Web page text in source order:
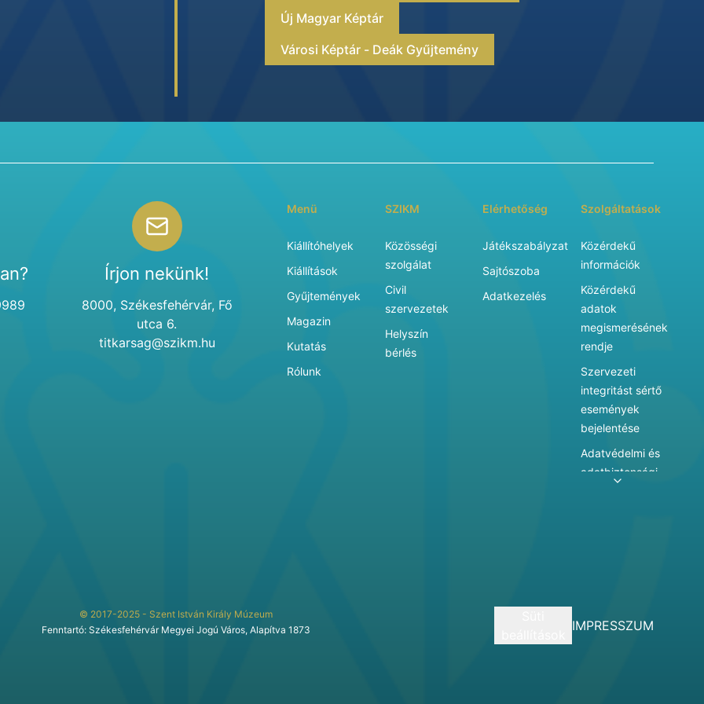
Új Magyar Képtár
Városi Képtár - Deák Gyűjtemény
Írjon nekünk!
8000, Székesfehérvár, Fő
utca 6.
titkarsag@szikm.hu
Menü
Kiállítóhelyek
Kiállítások
Gyűjtemények
Magazin
Kutatás
Rólunk
SZIKM
Közösségi
szolgálat
Civil
szervezetek
Helyszín
bérlés
Elérhetőség
Játékszabályzat
Sajtószoba
Adatkezelés
Szolgáltatások
Közérdekű
információk
Közérdekű
adatok
megismerésének
rendje
Szervezeti
integritást sértő
események
bejelentése
Adatvédelmi és
adatbiztonsági
szolgáltatásai
© 2017-2025 - Szent István Király Múzeum
Fenntartó: Székesfehérvár Megyei Jogú Város, Alapítva 1873
IMPRESSZUM